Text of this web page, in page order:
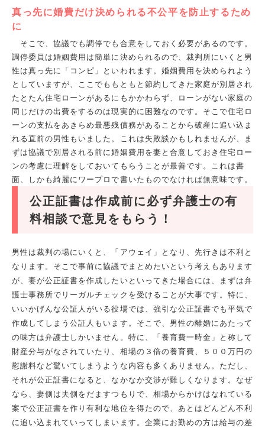
真っ先に婚費だけ決められる不公平を防止するため
に
そこで、協議でも調停でも合意をしておく必要があるのです。
調停委員は婚姻費用は簡単に決められるので、裁判所にいくと男
性は真っ先に「コンピ」といわれます。婚姻費用を決められよう
としていますが、ここでももともと節約してきた家庭が別居され
たとたん住宅ローンがあるにもかかわらず、ローンがない家庭の
同じだけの出費をするのは現実的に困難なのです。そこで住宅ロ
ーンの支払をあきらめ最悪残債務があることから破産に追い込ま
れる直前の男性もいました。これは失敗談かもしれませんが、ま
ずは協議で別居される前に婚姻費用を妻と合意しておき住宅ロー
ンの考慮に理解をしておいてもらうことが最善です。これは書
面、しかも綺麗にワープロで書いたものでなければ無意味です。
公正証書は作成前に必ず弁護士の有
料相談で意見をもらう！
男性は裁判の場にいくと、「アウェイ」となり、先行きは不利と
なります。そこで事前に協議でまとめたいという考えもあります
が、妻が公正証書を作成したいといってきた場合には、まずは弁
護士事務所でリーガルチェックを受けることが大事です。特に、
いいかげんな公証人がいる役場では、強引な公正証書でも平気で
作成してしまう公証人もいます。そこで、男性の離婚にあたって
の味方は弁護士しかいません。特に、「養育費一時金」と称して
財産分与がなされていたり、相場の３倍の養育費、５００万円の
慰謝料など驚いてしまうような内容も多くありません。ただし、
それが公正証書になると、なかなか交渉が難しくなります。なぜ
なら、妻側は夫側をだますつもりで、相場からかけはなれている
案で公正証書を作り有利な地位を得たので、あとはどんどん不利
に追い込まれていってしまいます。企業にお勤めの方は給与の差